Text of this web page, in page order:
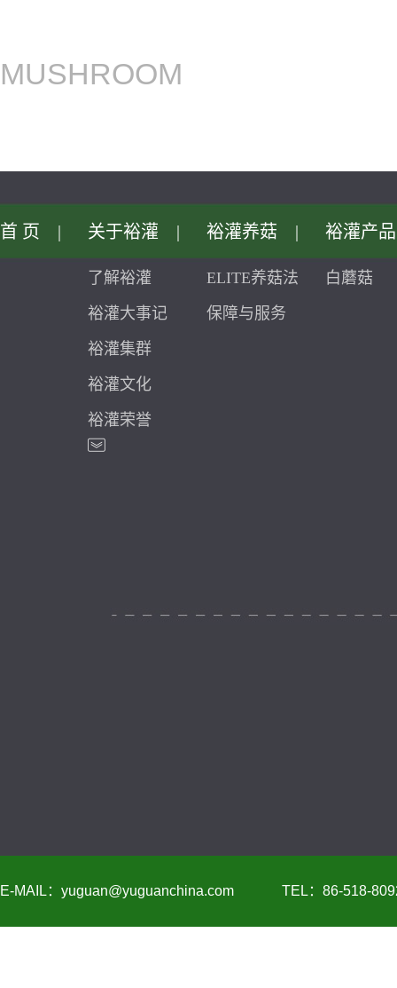
MUSHROOM
首页 | 关于裕灌 |
了解裕灌
裕灌大事记
裕灌集群
裕灌文化
裕灌荣誉
裕灌养菇 |
ELITE养菇法
保障与服务
裕灌产品
白蘑菇
E-MAIL：yuguan@yuguanchina.com TEL：86-518-